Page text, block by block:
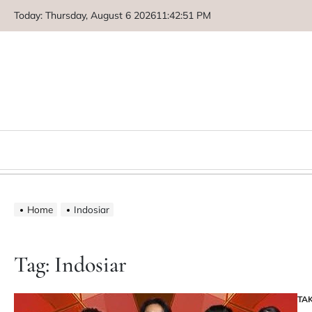
Today: Thursday, August 6 202611:42:52 PM
Home Indosiar
Tag: Indosiar